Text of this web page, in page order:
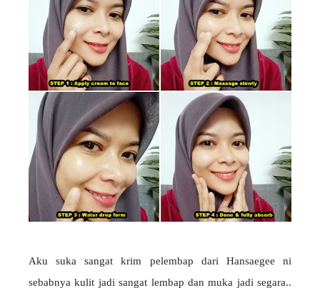
Aku suka sangat krim pelembap dari Hansaegee ni
sebabnya kulit jadi sangat lembap dan muka jadi segara..